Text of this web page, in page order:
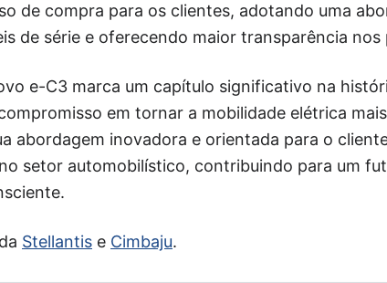
de compra para os clientes, adotando uma
de série e oferecendo maior transparência nos
e-C3 marca um capítulo significativo na
em tornar a mobilidade elétrica
abordagem inovadora e orientada para o
setor automobilístico, contribuindo para um
Stellantis e Cimbaju.